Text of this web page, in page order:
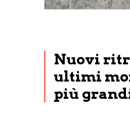
Nuovi
ultimi
più